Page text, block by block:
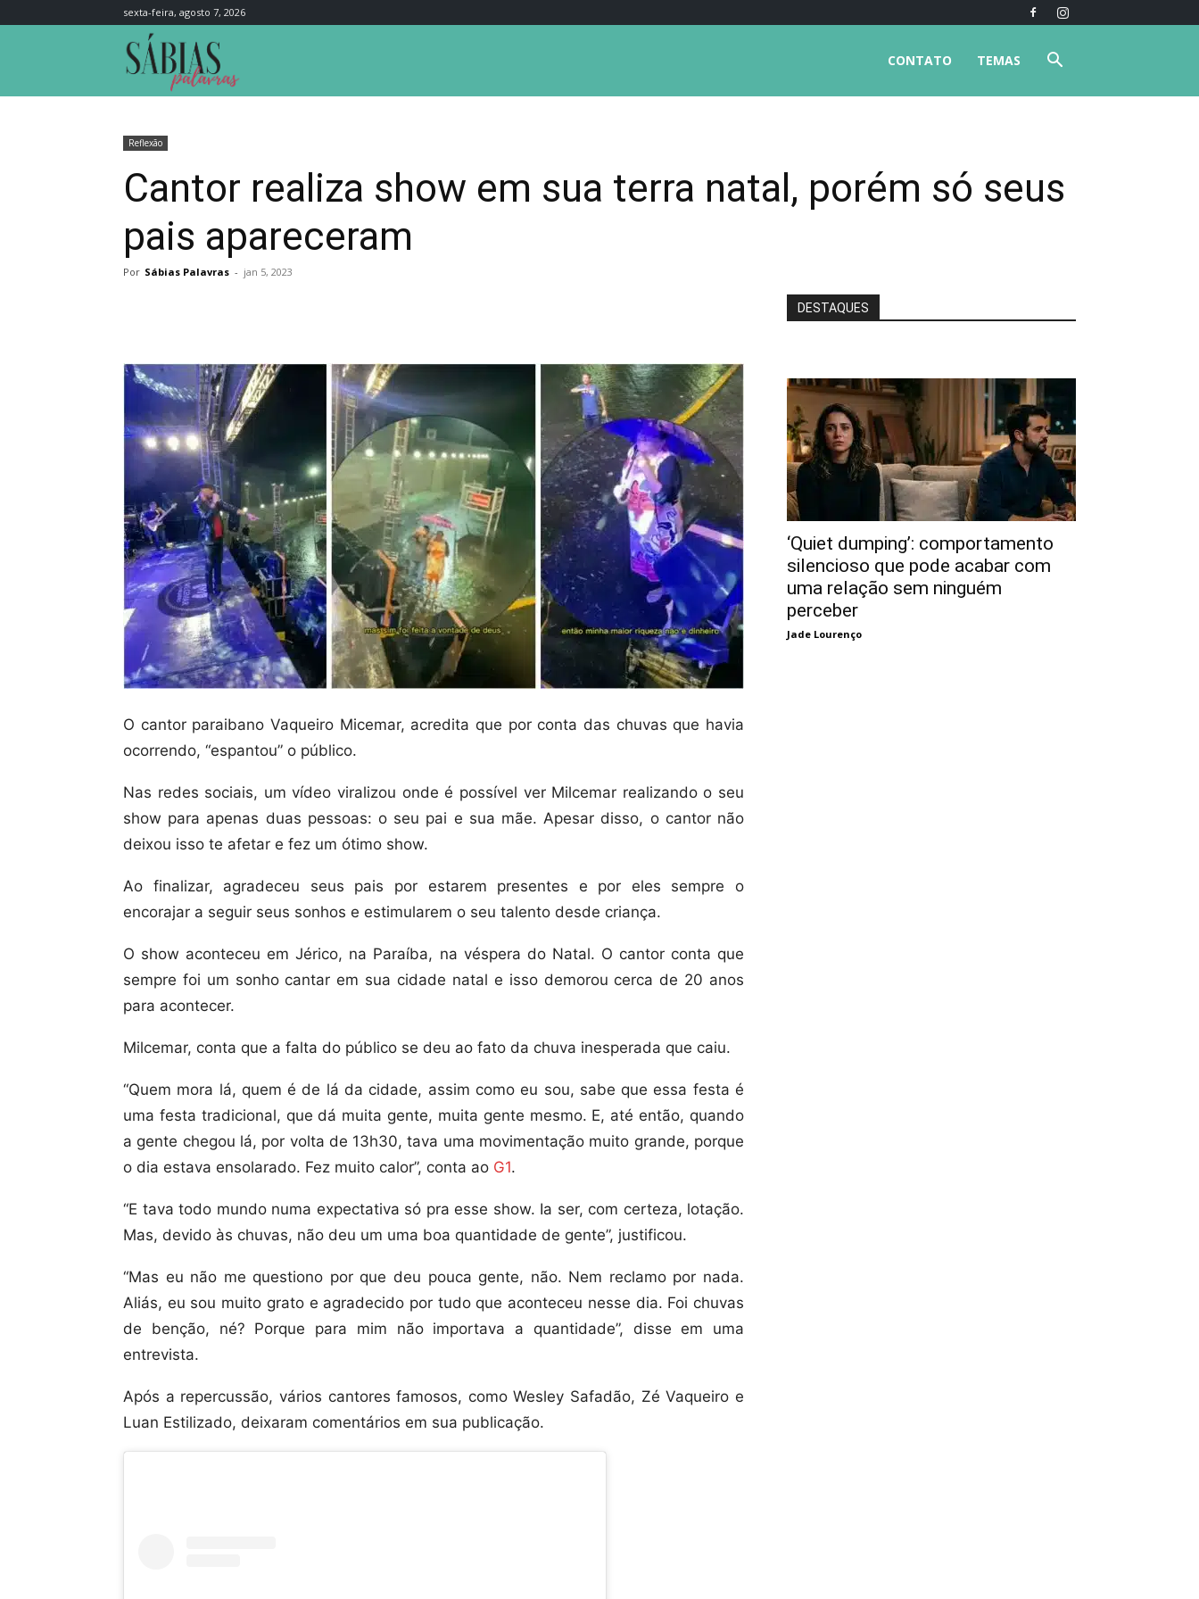
sexta-feira, agosto 7, 2026
TEMAS
CONTATO
Reflexão
Cantor realiza show em sua terra natal, porém só seus
pais apareceram
Por Sábias Palavras - jan 5, 2023
O cantor paraibano Vaqueiro Micemar, acredita que por conta das chuvas que havia
ocorrendo, “espantou” o público.
Nas redes sociais, um vídeo viralizou onde é possível ver Milcemar realizando o seu
show para apenas duas pessoas: o seu pai e sua mãe. Apesar disso, o cantor não
deixou isso te afetar e fez um ótimo show.
Ao finalizar, agradeceu seus pais por estarem presentes e por eles sempre o
encorajar a seguir seus sonhos e estimularem o seu talento desde criança.
O show aconteceu em Jérico, na Paraíba, na véspera do Natal. O cantor conta que
sempre foi um sonho cantar em sua cidade natal e isso demorou cerca de 20 anos
para acontecer.
Milcemar, conta que a falta do público se deu ao fato da chuva inesperada que caiu.
“Quem mora lá, quem é de lá da cidade, assim como eu sou, sabe que essa festa é
uma festa tradicional, que dá muita gente, muita gente mesmo. E, até então, quando
a gente chegou lá, por volta de 13h30, tava uma movimentação muito grande, porque
o dia estava ensolarado. Fez muito calor”, conta ao G1.
“E tava todo mundo numa expectativa só pra esse show. Ia ser, com certeza, lotação.
Mas, devido às chuvas, não deu um uma boa quantidade de gente”, justificou.
“Mas eu não me questiono por que deu pouca gente, não. Nem reclamo por nada.
Aliás, eu sou muito grato e agradecido por tudo que aconteceu nesse dia. Foi chuvas
de benção, né? Porque para mim não importava a quantidade”, disse em uma
entrevista.
Após a repercussão, vários cantores famosos, como Wesley Safadão, Zé Vaqueiro e
Luan Estilizado, deixaram comentários em sua publicação.
DESTAQUES
‘Quiet dumping’: comportamento
silencioso que pode acabar com
uma relação sem ninguém
perceber
Jade Lourenço